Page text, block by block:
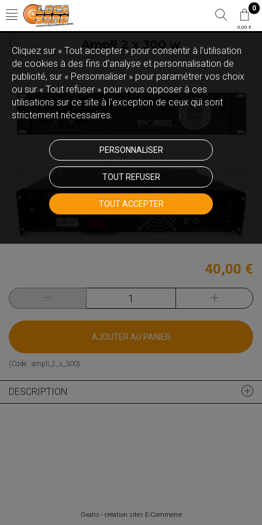
0
0,00 €
Ampli 2 x 300 w
40,00 €
AJOUTER AU PANIER
(Code : ampli_2_x_300)
DESCRIPTION
Cliquez sur « Tout accepter » pour consentir à l'utilisation
de cookies à des fins d’analyse et personnalisation de
publicité, sur « Personnaliser » pour paramétrer vos choix
ou sur « Tout refuser » pour vous opposer à ces
utilisations sur ce site à l’exception de ceux qui sont
strictement nécessaires.
PERSONNALISER
TOUT REFUSER
TOUT ACCEPTER
Oxatis - création sites E-Commerce